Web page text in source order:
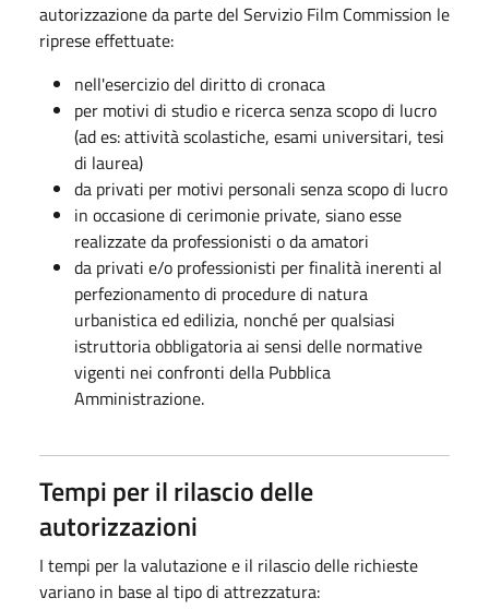
autorizzazione da parte del Servizio Film Commission le
riprese effettuate:
nell'esercizio del diritto di cronaca
per motivi di studio e ricerca senza scopo di lucro
(ad es: attività scolastiche, esami universitari, tesi
di laurea)
da privati per motivi personali senza scopo di lucro
in occasione di cerimonie private, siano esse
realizzate da professionisti o da amatori
da privati e/o professionisti per finalità inerenti al
perfezionamento di procedure di natura
urbanistica ed edilizia, nonché per qualsiasi
istruttoria obbligatoria ai sensi delle normative
vigenti nei confronti della Pubblica
Amministrazione.
Tempi per il rilascio delle
autorizzazioni
I tempi per la valutazione e il rilascio delle richieste
variano in base al tipo di attrezzatura: